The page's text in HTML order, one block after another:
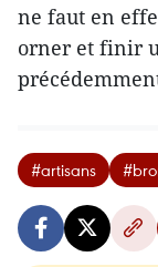
ne faut en
orner et finir
#artisans